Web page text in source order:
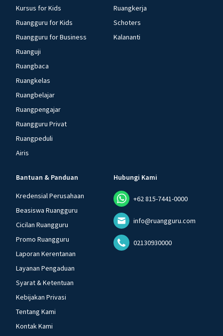
Kursus for Kids
Ruangguru for Kids
Ruangguru for Business
Ruanguji
Ruangbaca
Ruangkelas
Ruangbelajar
Ruangpengajar
Ruangguru Privat
Ruangpeduli
Airis
Ruangkerja
Schoters
Kalananti
Bantuan & Panduan
Kredensial Perusahaan
Beasiswa Ruangguru
Cicilan Ruangguru
Promo Ruangguru
Laporan Kerentanan
Layanan Pengaduan
Syarat & Ketentuan
Kebijakan Privasi
Tentang Kami
Kontak Kami
Hubungi Kami
+62 815-7441-0000
info@ruangguru.com
02130930000